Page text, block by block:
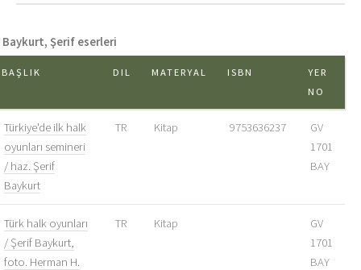
Baykurt, Şerif eserleri
BAŞLIK DIL MATERYAL ISBN
YER
NO
Türkiye'de ilk halk
oyunları semineri
/ haz. Şerif
Baykurt
TR Kitap 9753636237
GV
1701
BAY
Türk halk oyunları
/ Şerif Baykurt,
foto. Herman H.
TR Kitap
GV
1701
BAY